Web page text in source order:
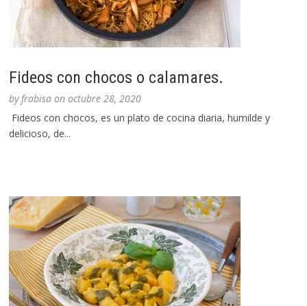
Fideos con chocos o calamares.
byfrabisa onoctubre 28, 2020
Fideos con chocos, es un plato de cocina diaria, humilde y
delicioso, de...